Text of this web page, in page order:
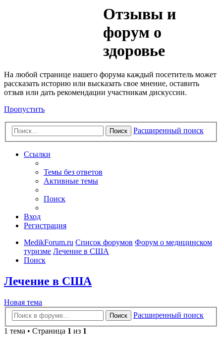
Отзывы и
форум о
здоровье
На любой странице нашего форума каждый посетитель может
рассказать историю или высказать свое мнение, оставить
отзыв или дать рекомендации участникам дискуссии.
Пропустить
Поиск Расширенный поиск
Ссылки
Темы без ответов
Активные темы
Поиск
Вход
Регистрация
MedikForum.ru Список форумов Форум о медицинском
туризме Лечение в США
Поиск
Лечение в США
Новая тема
Поиск
Расширенный поиск
1 тема • Страница 1 из 1